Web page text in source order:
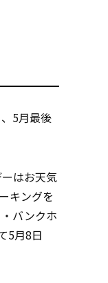
5月最後
はお天気
キングを
バンクホ
5月8日